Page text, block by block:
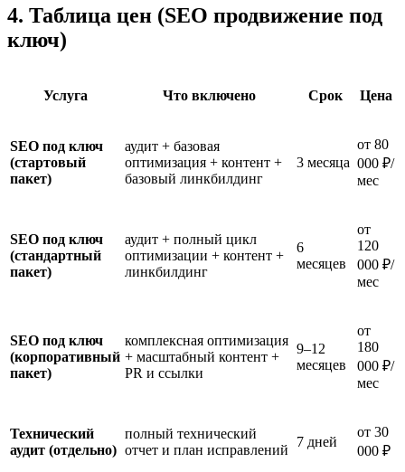
4. Таблица цен (SEO продвижение под
ключ)
Услуга Что включено Срок Цена
SEO под ключ
(стартовый
пакет)
аудит + базовая
оптимизация + контент +
базовый линкбилдинг
3 месяца
от 80
000 ₽/
мес
SEO под ключ
(стандартный
пакет)
аудит + полный цикл
оптимизации + контент +
линкбилдинг
6
месяцев
от
120
000 ₽/
мес
SEO под ключ
(корпоративный
пакет)
комплексная оптимизация
+ масштабный контент +
PR и ссылки
9–12
месяцев
от
180
000 ₽/
мес
Технический
аудит (отдельно)
полный технический
отчет и план исправлений
7 дней
от 30
000 ₽